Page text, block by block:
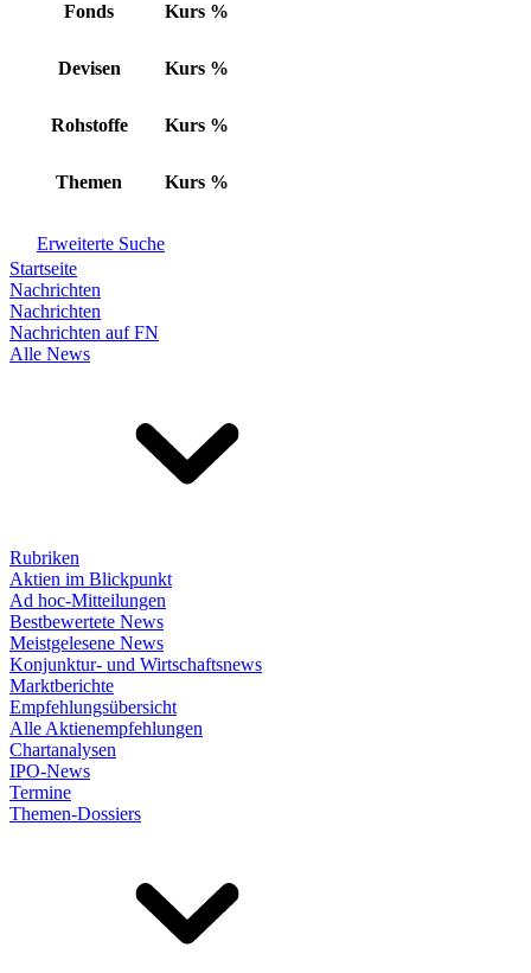
Fonds Kurs %
Devisen Kurs %
Rohstoffe Kurs %
Themen Kurs %
Erweiterte Suche
Startseite
Nachrichten
Nachrichten
Nachrichten auf FN
Alle News
Rubriken
Aktien im Blickpunkt
Ad hoc-Mitteilungen
Bestbewertete News
Meistgelesene News
Konjunktur- und Wirtschaftsnews
Marktberichte
Empfehlungsübersicht
Alle Aktienempfehlungen
Chartanalysen
IPO-News
Termine
Themen-Dossiers